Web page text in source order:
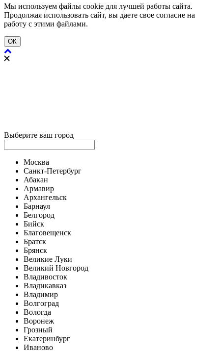
Мы используем файлы cookie для лучшей работы сайта.
Продолжая использовать сайт, вы даете свое согласие на
работу с этими файлами.
ОК
Выберите ваш город
Москва
Санкт-Петербург
Абакан
Армавир
Архангельск
Барнаул
Белгород
Бийск
Благовещенск
Братск
Брянск
Великие Луки
Великий Новгород
Владивосток
Владикавказ
Владимир
Волгоград
Вологда
Воронеж
Грозный
Екатеринбург
Иваново